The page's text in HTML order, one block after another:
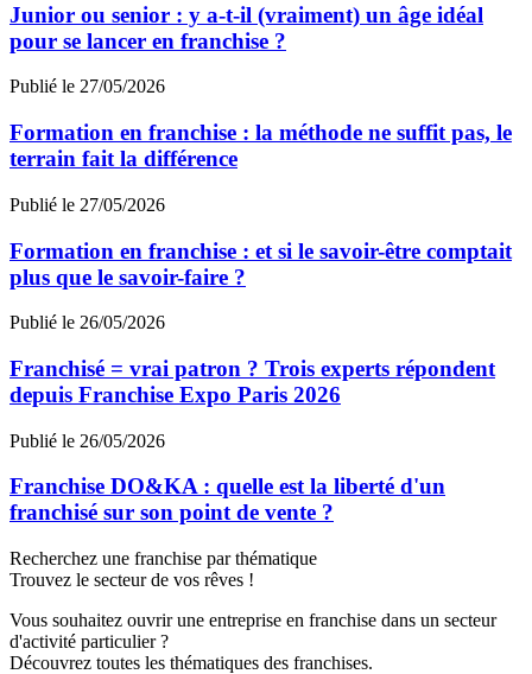
Junior ou senior : y a-t-il (vraiment) un âge idéal
pour se lancer en franchise ?
Publié le 27/05/2026
Formation en franchise : la méthode ne suffit pas, le
terrain fait la différence
Publié le 27/05/2026
Formation en franchise : et si le savoir-être comptait
plus que le savoir-faire ?
Publié le 26/05/2026
Franchisé = vrai patron ? Trois experts répondent
depuis Franchise Expo Paris 2026
Publié le 26/05/2026
Franchise DO&KA : quelle est la liberté d'un
franchisé sur son point de vente ?
Recherchez une franchise par thématique
Trouvez le secteur de vos rêves !
Vous souhaitez ouvrir une entreprise en franchise dans un secteur
d'activité particulier ?
Découvrez toutes les thématiques des franchises.